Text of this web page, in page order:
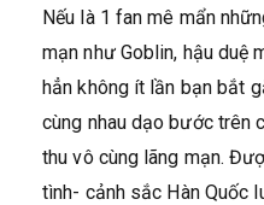
Nếu là 1 fan mê mẩn
mạn như Goblin, hậu duệ
hẳn không ít lần bạn bắt
cùng nhau dạo bước trên
thu vô cùng lãng mạn.
tình- cảnh sắc Hàn Quốc